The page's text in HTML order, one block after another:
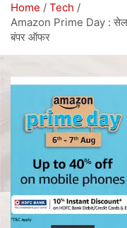
Home
Tech
Amazon Prime Day : सेल
बंपर ऑफर